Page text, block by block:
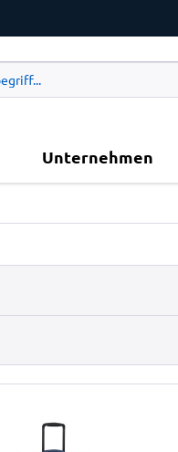
Unternehmen